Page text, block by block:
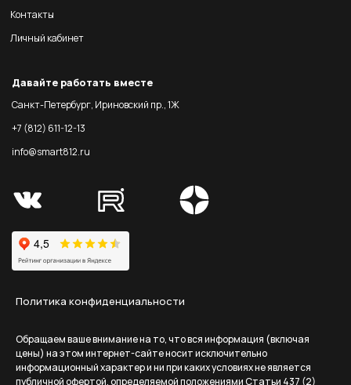
Контакты
Личный кабинет
Давайте работать вместе
Санкт-Петербург, Ириновский пр., 1Ж
+7 (812) 611-12-13
info@smart812.ru
Политика конфиденциальности
Обращаем ваше внимание на то, что вся информация (включая
цены) на этом интернет-сайте носит исключительно
информационный характер и ни при каких условиях не является
публичной офертой, определяемой положениями Статьи 437 (2)